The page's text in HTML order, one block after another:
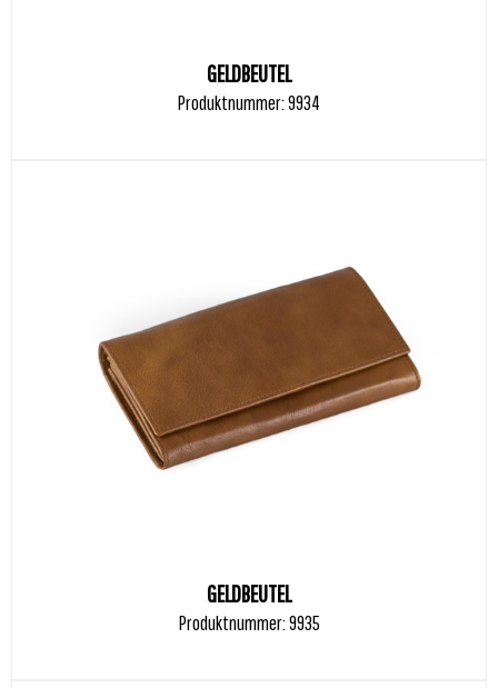
GELDBEUTEL
Produktnummer: 9934
GELDBEUTEL
Produktnummer: 9935